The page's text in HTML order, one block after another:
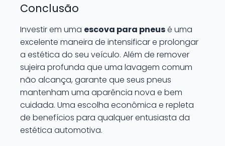
Conclusão
Investir em uma escova para pneusé uma
excelente maneira de intensificar e prolongar
a estética do seu veículo. Além de remover
sujeira profunda que uma lavagem comum
não alcança, garante que seus pneus
mantenham uma aparência nova e bem
cuidada. Uma escolha econômica e repleta
de benefícios para qualquer entusiasta da
estética automotiva.